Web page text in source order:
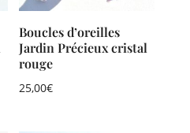
Boucles d’oreilles
Jardin Précieux cristal
rouge
25,00€